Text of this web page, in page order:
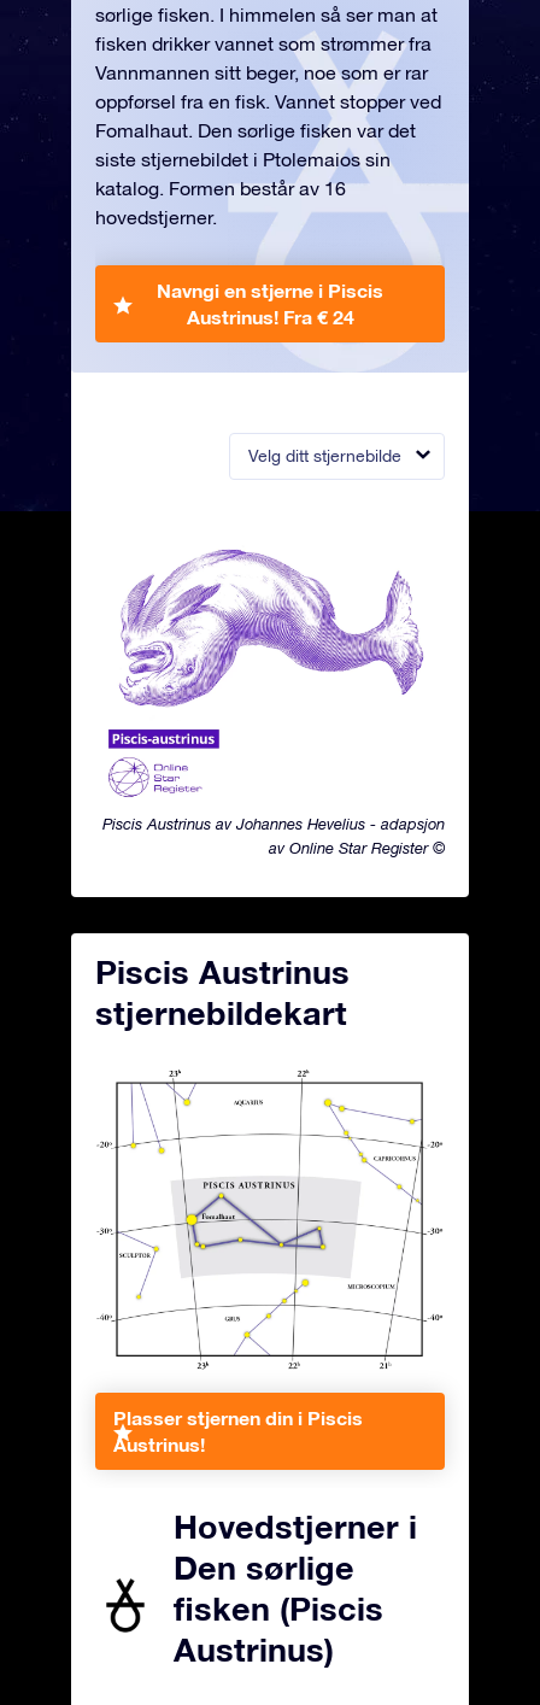
Velg ditt stjernebilde
Piscis Austrinus av Johannes Hevelius - adapsjon
av Online Star Register ©
sørlige fisken. I himmelen så ser man at
fisken drikker vannet som strømmer fra
Vannmannen sitt beger, noe som er rar
oppførsel fra en fisk. Vannet stopper ved
Fomalhaut. Den sørlige fisken var det
siste stjernebildet i Ptolemaios sin
katalog. Formen består av 16
hovedstjerner.
Navngi en stjerne i Piscis
Austrinus! Fra € 24
Piscis Austrinus
stjernebildekart
Plasser stjernen din i Piscis
Austrinus!
Hovedstjerner i
Den sørlige
fisken (Piscis
Austrinus)